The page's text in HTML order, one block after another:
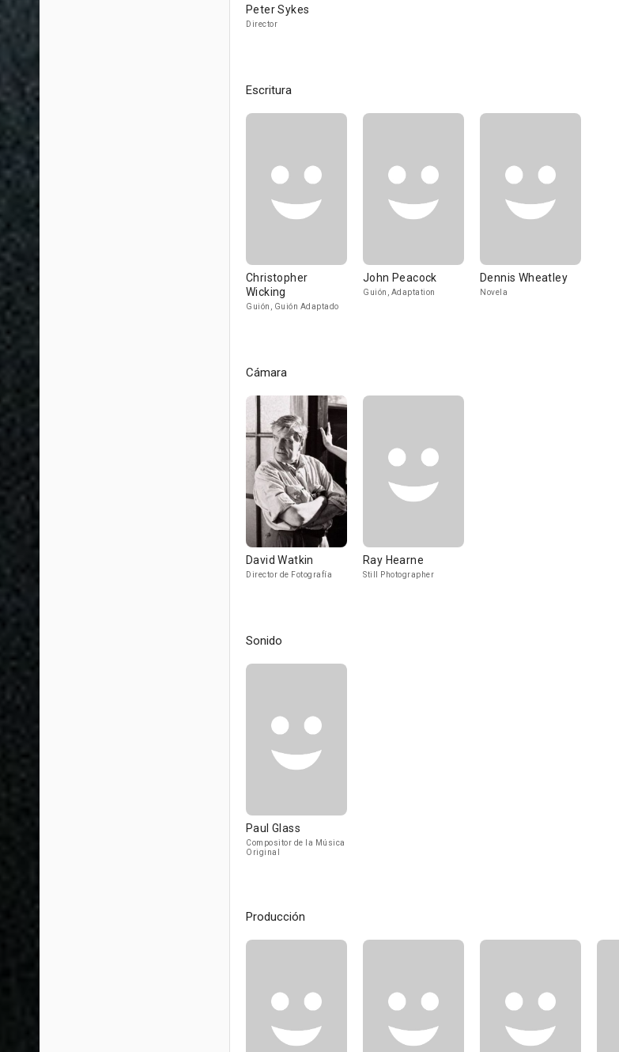
Peter Sykes
Director
Escritura
Christopher
Wicking
Guión, Guión Adaptado
John Peacock
Guión, Adaptation
Dennis Wheatley
Novela
Cámara
David Watkin
Director de Fotografía
Ray Hearne
Still Photographer
Sonido
Paul Glass
Compositor de la Música
Original
Producción